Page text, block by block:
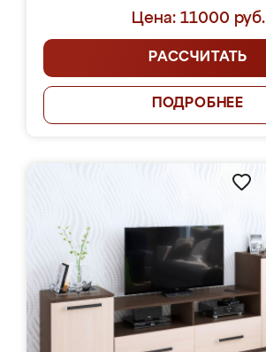
Цена: 11000 руб.
РАССЧИТАТЬ
ПОДРОБНЕЕ